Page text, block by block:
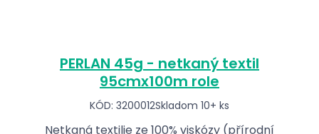
PERLAN 45g - netkaný textil
95cmx100m role
KÓD: 3200012Skladom 10+ ks
Netkaná textilie ze 100% viskózy (přírodní